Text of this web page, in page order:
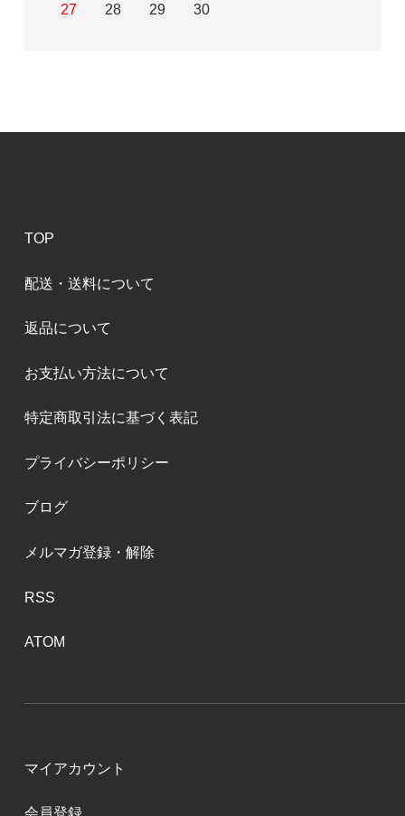
27 28 29 30
TOP
配送・送料について
返品について
お支払い方法について
特定商取引法に基づく表記
プライバシーポリシー
ブログ
メルマガ登録・解除
RSS
ATOM
マイアカウント